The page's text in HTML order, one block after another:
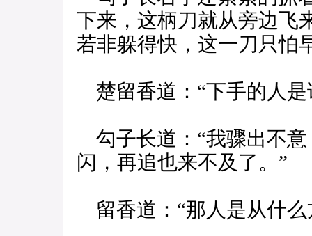
下来，这柄刀就从旁边飞
若非躲得快，这一刀只怕
楚留香道：“下手的人是
勾子长道：“我骤出不
闪，再追也来不及了。”
留香道：“那人是从什么